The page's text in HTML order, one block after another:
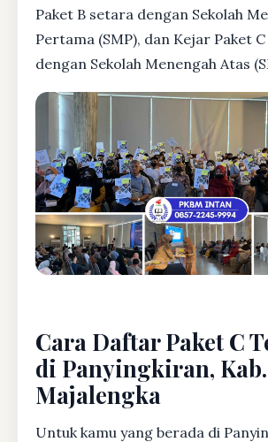
Paket B setara dengan Sekolah
Pertama (SMP), dan Kejar Paket
dengan Sekolah Menengah Atas
Cara Daftar Paket C
di Panyingkiran, Kab.
Majalengka
Untuk kamu yang berada di